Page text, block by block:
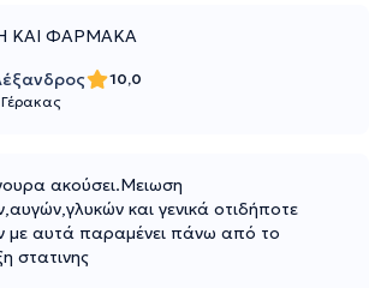
ΚΑΙ ΦΑΡΜΑΚΑ
10,0
Γέρακας
ακούσει.Μειωση
και γενικά οτιδήποτε
με αυτά παραμένει πάνω από το
στατινης